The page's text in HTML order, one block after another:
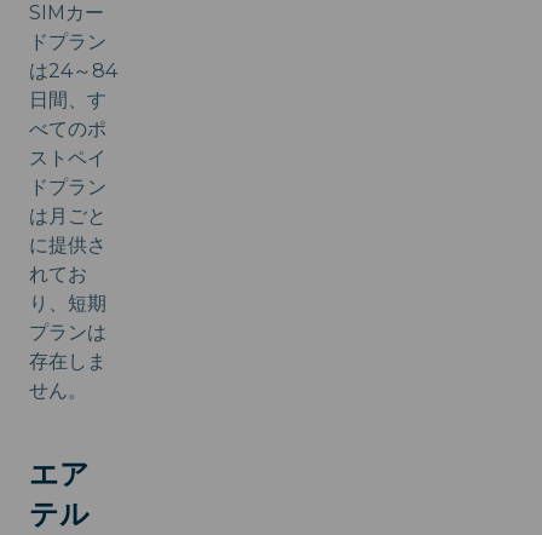
SIMカー
ドプラン
は24～84
日間、す
べてのポ
ストペイ
ドプラン
は月ごと
に提供さ
れてお
り、短期
プランは
存在しま
せん。
エア
テル